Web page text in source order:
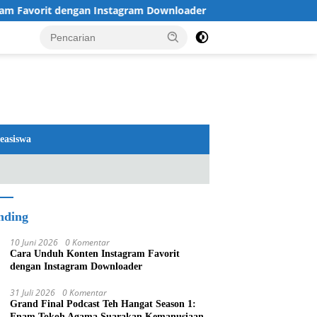
dengan Instagram Downloader
10 Juni 2026 0 Komentar
Cara Unduh Konten Instagram Favorit
dengan Instagram Downloader
31 Juli 2026 0 Komentar
Grand Final Podcast Teh Hangat Season 1: